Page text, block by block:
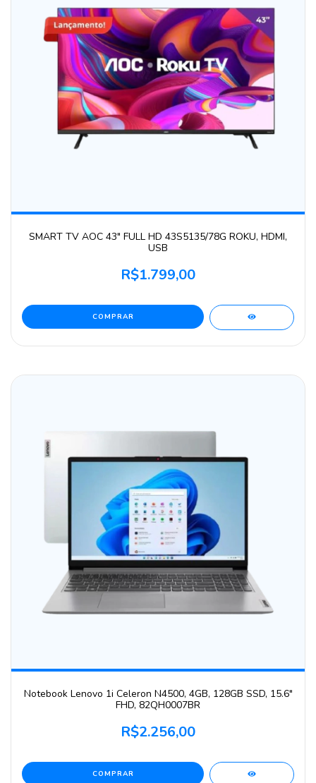
SMART TV AOC 43" FULL HD 43S5135/78G ROKU, HDMI,
USB
R$1.799,00
Notebook Lenovo 1i Celeron N4500, 4GB, 128GB SSD, 15.6"
FHD, 82QH0007BR
R$2.256,00